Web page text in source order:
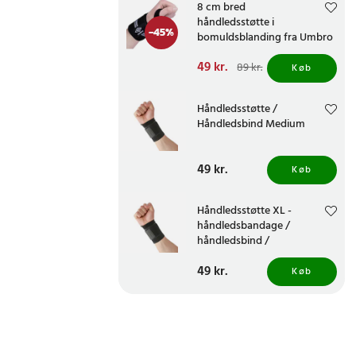
-45%
8 cm bred
håndledsstøtte i
bomuldsblanding fra Umbro
Nuværende pris
Tidligere pris
49 kr. 89 kr. Køb
Håndledsstøtte /
Håndledsbind Medium
Pris:49 kr.
49 kr. Køb
Håndledsstøtte XL -
håndledsbandage /
håndledsbind /
kompressionsstøtte til
håndled
Pris:49 kr.
49 kr. Køb